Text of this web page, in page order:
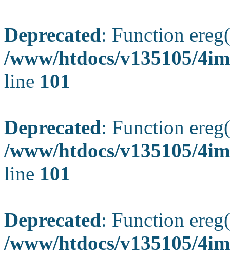
Deprecated: Function
/www/htdocs/v135105/
line 101
Deprecated: Function
/www/htdocs/v135105/
line 101
Deprecated: Function
/www/htdocs/v135105/